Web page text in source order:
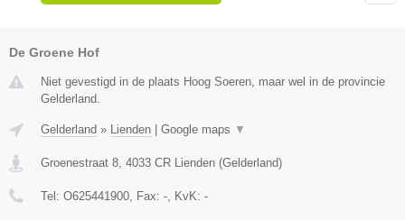
De Groene Hof
Niet gevestigd in de plaats Hoog Soeren, maar wel in de provincie
Gelderland.
Gelderland » Lienden Google maps ▼
Groenestraat 8, 4033 CR Lienden (Gelderland)
Tel: O625441900, Fax: -, KvK: -